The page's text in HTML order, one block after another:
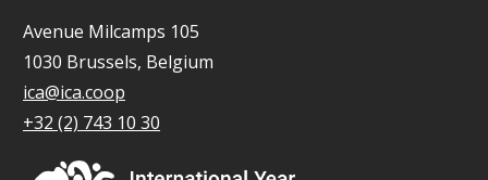
Avenue Milcamps 105
1030 Brussels, Belgium
ica@ica.coop
+32 (2) 743 10 30